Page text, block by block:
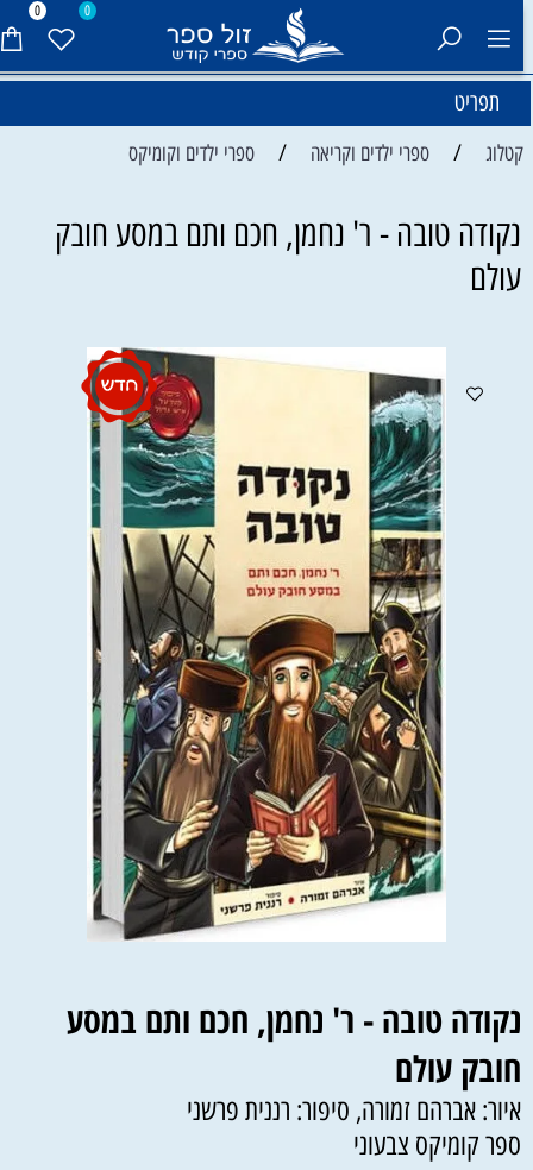
0 0
תפריט
קטלוג / ספרי ילדים וקריאה / ספרי ילדים וקומיקס
נקודה טובה - ר' נחמן, חכם ותם במסע חובק
עולם
נקודה טובה - ר' נחמן, חכם ותם במסע
חובק עולם
איור: אברהם זמורה, סיפור: רננית פרשני
ספר קומיקס צבעוני